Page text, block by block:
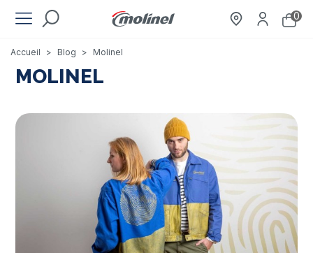
0
Accueil > Blog > Molinel
MOLINEL